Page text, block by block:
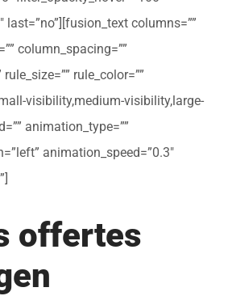
last=”no”][fusion_text columns=””
column_spacing=””
rule_color=””
visibility,medium-visibility,large-
animation_type=””
animation_speed=”0.3″
offertes